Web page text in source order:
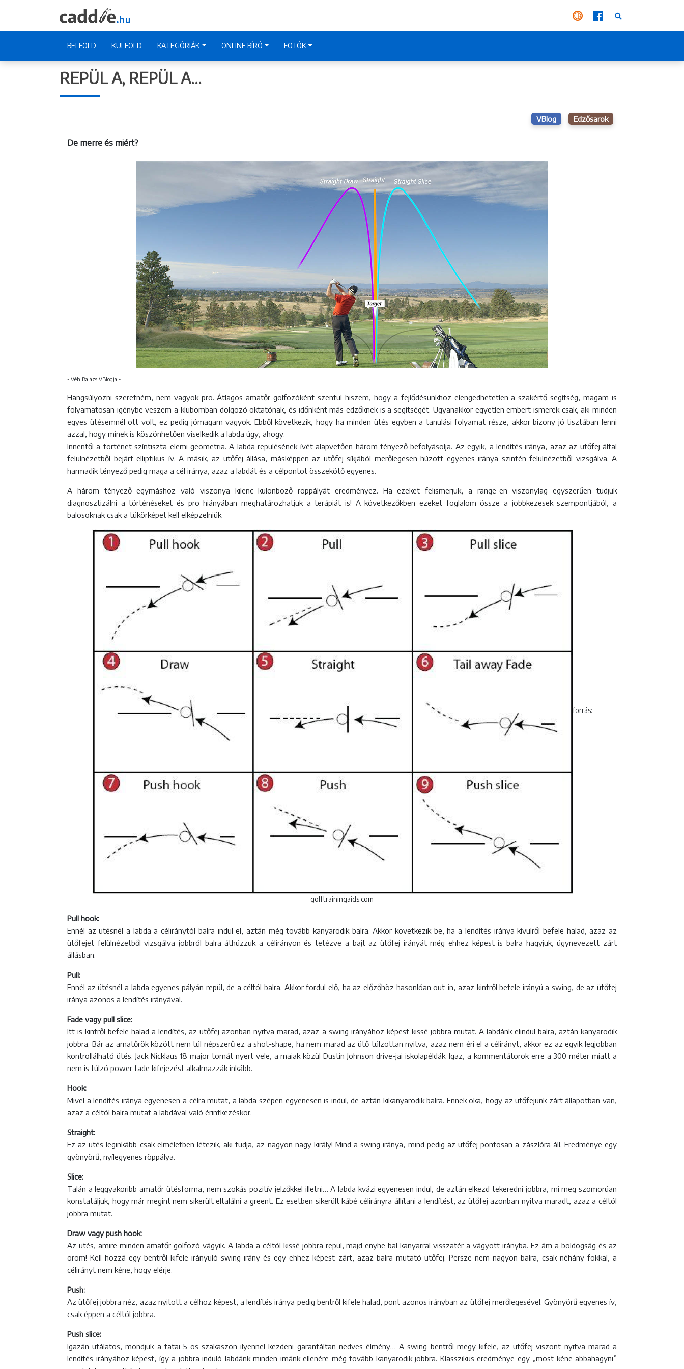
BELFÖLD KÜLFÖLD KATEGÓRIÁK ONLINE BÍRÓ FOTÓK
REPÜL A, REPÜL A…
Edzősarok
VBlog
De merre és miért?
- Véh Balázs VBlogja -
Hangsúlyozni szeretném, nem vagyok pro. Átlagos amatőr golfozóként szentül hiszem, hogy a fejlődésünkhöz elengedhetetlen a szakértő segítség, magam is
folyamatosan igénybe veszem a klubomban dolgozó oktatónak, és időnként más edzőknek is a segítségét. Ugyanakkor egyetlen embert ismerek csak, aki minden
egyes ütésemnél ott volt, ez pedig jómagam vagyok. Ebből következik, hogy ha minden ütés egyben a tanulási folyamat része, akkor bizony jó tisztában lenni
azzal, hogy minek is köszönhetően viselkedik a labda úgy, ahogy.
Innentől a történet színtiszta elemi geometria. A labda repülésének ívét alapvetően három tényező befolyásolja. Az egyik, a lendítés iránya, azaz az ütőfej által
felülnézetből bejárt elliptikus ív. A másik, az ütőfej állása, másképpen az ütőfej síkjából merőlegesen húzott egyenes iránya szintén felülnézetből vizsgálva. A
harmadik tényező pedig maga a cél iránya, azaz a labdát és a célpontot összekötő egyenes.
A három tényező egymáshoz való viszonya kilenc különböző röppályát eredményez. Ha ezeket felismerjük, a range-en viszonylag egyszerűen tudjuk
diagnosztizálni a történéseket és pro hiányában meghatározhatjuk a terápiát is! A következőkben ezeket foglalom össze a jobbkezesek szempontjából, a
balosoknak csak a tükörképet kell elképzelniük.
forrás:
golftrainingaids.com
Pull hook:
Ennél az ütésnél a labda a céliránytól balra indul el, aztán még tovább kanyarodik balra. Akkor következik be, ha a lendítés iránya kívülről befele halad, azaz az
ütőfejet felülnézetből vizsgálva jobbról balra áthúzzuk a célirányon és tetézve a bajt az ütőfej irányát még ehhez képest is balra hagyjuk, úgynevezett zárt
állásban.
Pull:
Ennél az ütésnél a labda egyenes pályán repül, de a céltól balra. Akkor fordul elő, ha az előzőhöz hasonlóan out-in, azaz kintről befele irányú a swing, de az ütőfej
iránya azonos a lendítés irányával.
Fade vagy pull slice:
Itt is kintről befele halad a lendítés, az ütőfej azonban nyitva marad, azaz a swing irányához képest kissé jobbra mutat. A labdánk elindul balra, aztán kanyarodik
jobbra. Bár az amatőrök között nem túl népszerű ez a shot-shape, ha nem marad az ütő túlzottan nyitva, azaz nem éri el a célirányt, akkor ez az egyik legjobban
kontrollálható ütés. Jack Nicklaus 18 major tornát nyert vele, a maiak közül Dustin Johnson drive-jai iskolapéldák. Igaz, a kommentátorok erre a 300 méter miatt a
nem is túlzó power fade kifejezést alkalmazzák inkább.
Hook:
Mivel a lendítés iránya egyenesen a célra mutat, a labda szépen egyenesen is indul, de aztán kikanyarodik balra. Ennek oka, hogy az ütőfejünk zárt állapotban van,
azaz a céltól balra mutat a labdával való érintkezéskor.
Straight:
Ez az ütés leginkább csak elméletben létezik, aki tudja, az nagyon nagy király! Mind a swing iránya, mind pedig az ütőfej pontosan a zászlóra áll. Eredménye egy
gyönyörű, nyílegyenes röppálya.
Slice:
Talán a leggyakoribb amatőr ütésforma, nem szokás pozitív jelzőkkel illetni… A labda kvázi egyenesen indul, de aztán elkezd tekeredni jobbra, mi meg szomorúan
konstatáljuk, hogy már megint nem sikerült eltalálni a greent. Ez esetben sikerült kábé célirányra állítani a lendítést, az ütőfej azonban nyitva maradt, azaz a céltól
jobbra mutat.
Draw vagy push hook:
Az ütés, amire minden amatőr golfozó vágyik. A labda a céltól kissé jobbra repül, majd enyhe bal kanyarral visszatér a vágyott irányba. Ez ám a boldogság és az
öröm! Kell hozzá egy bentről kifele irányuló swing irány és egy ehhez képest zárt, azaz balra mutató ütőfej. Persze nem nagyon balra, csak néhány fokkal, a
célirányt nem kéne, hogy elérje.
Push:
Az ütőfej jobbra néz, azaz nyitott a célhoz képest, a lendítés iránya pedig bentről kifele halad, pont azonos irányban az ütőfej merőlegesével. Gyönyörű egyenes ív,
csak éppen a céltól jobbra.
Push slice:
Igazán utálatos, mondjuk a tatai 5-ös szakaszon ilyennel kezdeni garantáltan nedves élmény… A swing bentről megy kifele, az ütőfej viszont nyitva marad a
lendítés irányához képest, így a jobbra induló labdánk minden imánk ellenére még tovább kanyarodik jobbra. Klasszikus eredménye egy „most kéne abbahagyni”